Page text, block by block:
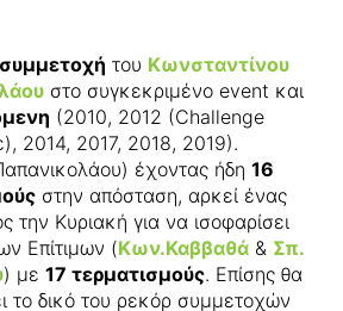
του Κωνσταντίνου
στο συγκεκριμένο event και
(2010, 2012 (Challenge
2014, 2017, 2018, 2019).
έχοντας ήδη 16
στην απόσταση, αρκεί ένας
την Κυριακή για να ισοφαρίσει
Επίτιμων (Κων.Καββαθά & Σπ.
) με 17 τερματισμούς. Επίσης θα
το δικό του ρεκόρ συμμετοχών